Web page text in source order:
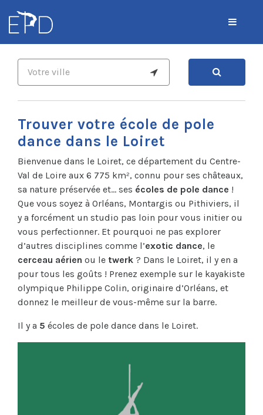
Trouver votre école de pole
dance dans le Loiret
Bienvenue dans le Loiret, ce département du Centre-
Val de Loire aux 6 775 km², connu pour ses châteaux,
sa nature préservée et… ses écoles de pole dance !
Que vous soyez à Orléans, Montargis ou Pithiviers, il
y a forcément un studio pas loin pour vous initier ou
vous perfectionner. Et pourquoi ne pas explorer
d’autres disciplines comme l’exotic dance, le
cerceau aérien ou le twerk ? Dans le Loiret, il y en a
pour tous les goûts ! Prenez exemple sur le kayakiste
olympique Philippe Colin, originaire d’Orléans, et
donnez le meilleur de vous-même sur la barre.
Il y a 5 écoles de pole dance dans le Loiret.